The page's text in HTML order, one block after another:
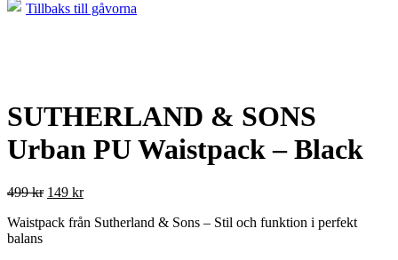
Tillbaks till gåvorna
SUTHERLAND & SONS
Urban PU Waistpack – Black
499kr 149 kr
Waistpack från Sutherland & Sons – Stil och funktion i perfekt
balans